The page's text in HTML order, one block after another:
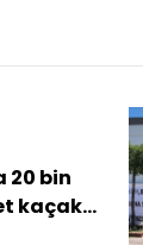
20 bin
kaçak